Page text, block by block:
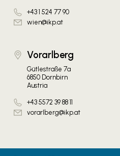
+43 1 524 77 90
wien@ikp.at
Vorarlberg
Gütlestraße 7a
6850 Dornbirn
Austria
+43 5572 39 88 11
vorarlberg@ikp.at